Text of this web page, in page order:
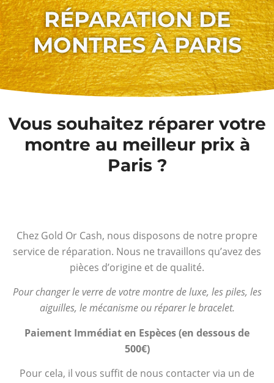
RÉPARATION DE
MONTRES À PARIS
Vous souhaitez réparer votre
montre au meilleur prix à
Paris ?
Chez Gold Or Cash, nous disposons de notre propre
service de réparation. Nous ne travaillons qu’avez des
pièces d’origine et de qualité.
Pour changer le verre de votre montre de luxe, les piles, les
aiguilles, le mécanisme ou réparer le bracelet.
Paiement Immédiat en Espèces (en dessous de
500€)
Pour cela, il vous suffit de nous contacter via un de